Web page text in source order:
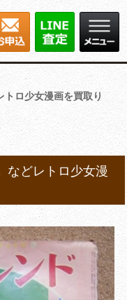
ロ少女漫画を買取り
などレトロ少女漫